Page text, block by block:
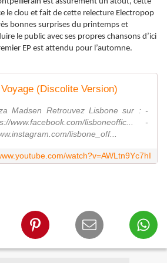
le clou et fait de cette relecture Electropop
bonnes surprises du printemps et
le public avec ses propres chansons d’ici
EP est attendu pour l’automne.
(Discolite Version)
Madsen Retrouvez Lisbone sur : -
lisboneoffic... -
lisbone_off...
watch?v=AWLtn9Yc7hI